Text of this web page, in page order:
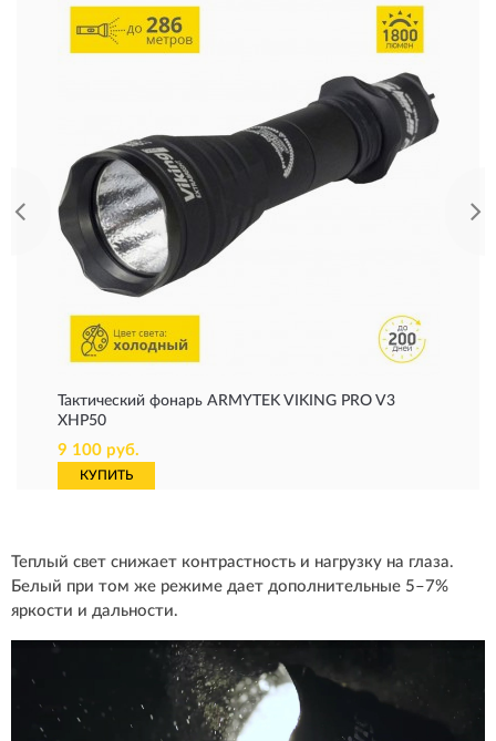
Тактический фонарь ARMYTEK VIKING PRO V3
XHP50
9 100 руб.
КУПИТЬ
Теплый свет снижает контрастность и нагрузку на глаза.
Белый при том же режиме дает дополнительные 5–7%
яркости и дальности.